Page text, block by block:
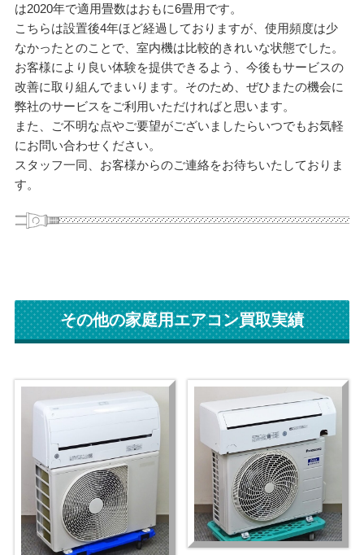
は2020年で適用畳数はおもに6畳用です。
こちらは設置後4年ほど経過しておりますが、使用頻度は少
なかったとのことで、室内機は比較的きれいな状態でした。
お客様により良い体験を提供できるよう、今後もサービスの
改善に取り組んでまいります。そのため、ぜひまたの機会に
弊社のサービスをご利用いただければと思います。
また、ご不明な点やご要望がございましたらいつでもお気軽
にお問い合わせください。
スタッフ一同、お客様からのご連絡をお待ちいたしておりま
す。
その他の家庭用エアコン買取実績